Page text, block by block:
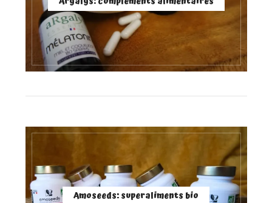
Amoseeds: superaliments bio